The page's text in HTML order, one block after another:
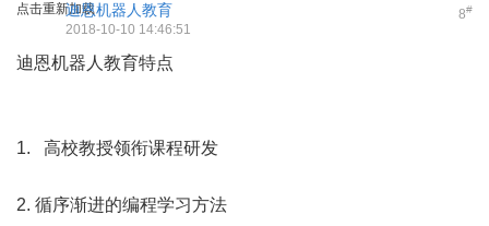
点击重新加载 8#
迪恩机器人教育
2018-10-10 14:46:51
迪恩机器人教育特点
1. 高校教授领衔课程研发
2. 循序渐进的编程学习方法